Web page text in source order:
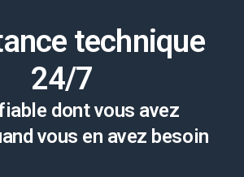
technique
24/7
dont vous avez
vous en avez besoin